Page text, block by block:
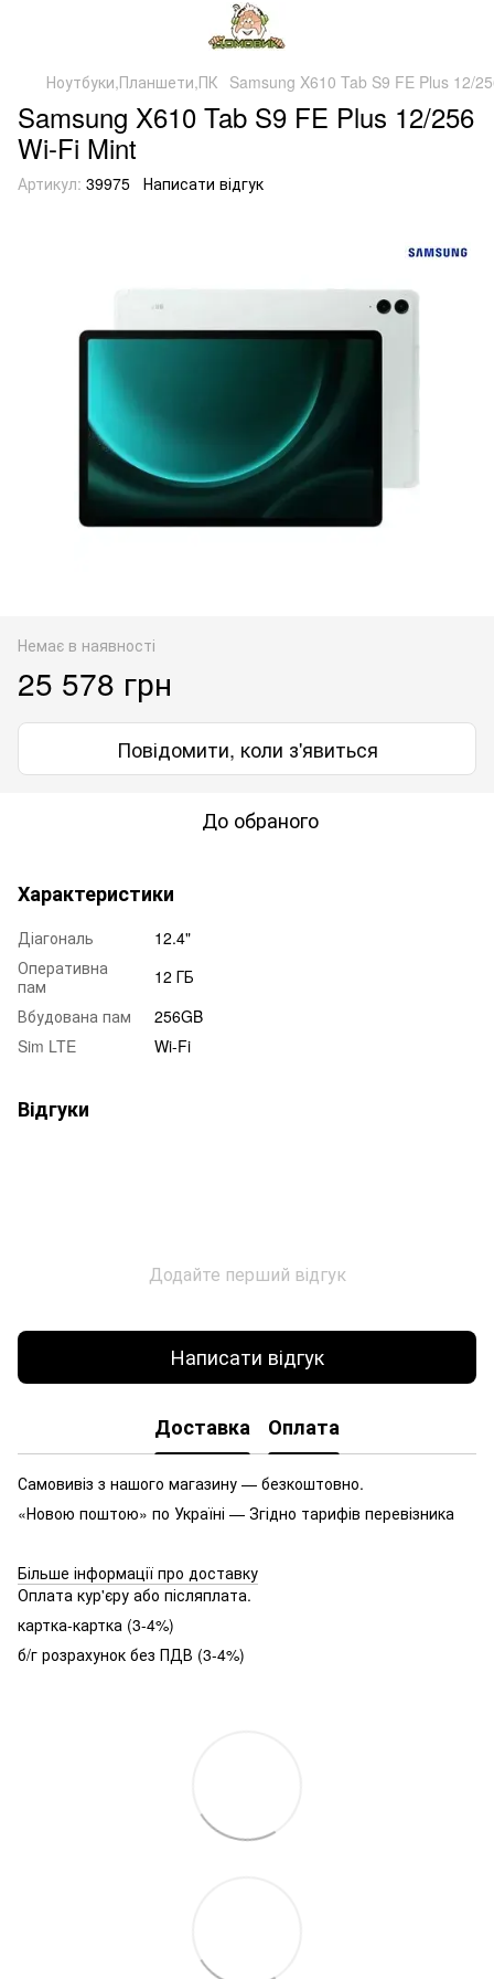
Ноутбуки,Планшети,ПК Samsung X610 Tab S9 FE Plus 12/
Samsung X610 Tab S9 FE Plus 12/256
Wi-Fi Mint
Артикул: 39975 Написати відгук
Немає в наявності
25 578 грн
Повідомити, коли з'явиться
До обраного
Характеристики
Діагональ
12.4"
Оперативна
пам
12 ГБ
Вбудована пам
256GB
Sim LTE
Wi-Fi
Відгуки
Додайте перший відгук
Написати відгук
Доставка Оплата
Самовивіз з нашого магазину — безкоштовно.
«Новою поштою» по Україні — Згідно тарифів перевізника
Більше інформації про доставку
Оплата кур'єру або післяплата.
картка-картка (3-4%)
б/г розрахунок без ПДВ (3-4%)